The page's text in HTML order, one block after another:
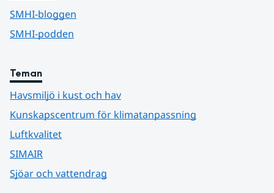
SMHI-bloggen
SMHI-podden
Teman
Havsmiljö i kust och hav
Kunskapscentrum för klimatanpassning
Luftkvalitet
SIMAIR
Sjöar och vattendrag